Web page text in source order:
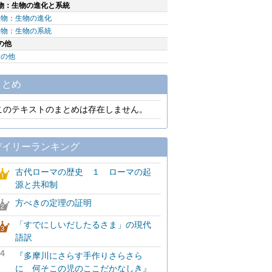
：生物の進化と系統
：生物の進化
：生物の系統
他
他
め
のテキストのまとめは存在しません。
イリーランキング
古代ローマの歴史 １ ローマの起
源と共和制
方べきの定理の証明
「すでにしいだしたるさま」の現代
語訳
4
『多摩川にさらす手作りさらさら
に 何そこの児のここだかなしき』